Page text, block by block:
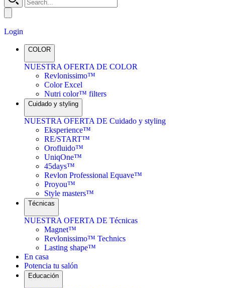
Login
COLOR
NUESTRA OFERTA DE COLOR
Revlonissimo™
Color Excel
Nutri color™ filters
Cuidado y styling
NUESTRA OFERTA DE Cuidado y styling
Eksperience™
RE/START™
Orofluido™
UniqOne™
45days™
Revlon Professional Equave™
Proyou™
Style masters™
Técnicas
NUESTRA OFERTA DE Técnicas
Magnet™
Revlonissimo™ Technics
Lasting shape™
En casa
Potencia tu salón
Educación